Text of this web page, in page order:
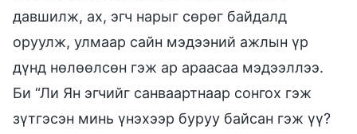
давшилж, ах, эгч нарыг сөрөг байдалд
оруулж, улмаар сайн мэдээний ажлын үр
дүнд нөлөөлсөн гэж ар араасаа мэдээллээ.
Би “Ли Ян эгчийг санваартнаар сонгох гэж
зүтгэсэн минь үнэхээр буруу байсан гэж үү?